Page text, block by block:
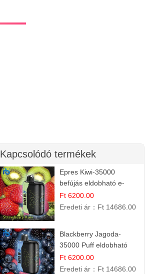
Kapcsolódó termékek
Epres Kiwi-35000
befújás eldobható e-
cigaretta
Ft 6200.00
Eredeti ár： Ft 14686.00
Blackberry Jagoda-
35000 Puff eldobható
vape
Ft 6200.00
Eredeti ár： Ft 14686.00